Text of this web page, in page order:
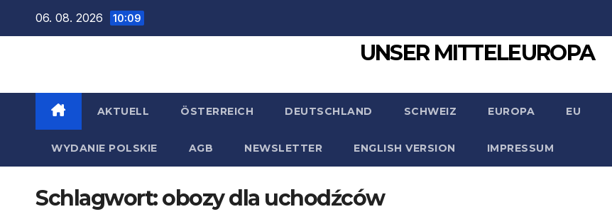
06. 08. 2026 10:09
UNSER MITTELEUROPA
AKTUELL ÖSTERREICH DEUTSCHLAND SCHWEIZ EUROPA EU
WYDANIE POLSKIE AGB NEWSLETTER ENGLISH VERSION IMPRESSUM
Schlagwort:obozy dla uchodźców